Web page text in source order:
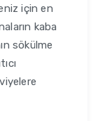
için en
kaba
sökülme